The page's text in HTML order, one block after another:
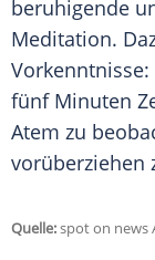
beruhigende
Meditation.
fünf Minuten
Atem zu
vorüberziehen
Quelle:spot on news